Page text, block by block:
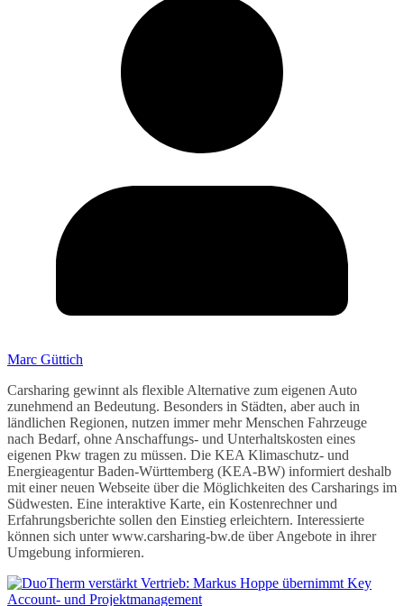
Marc Güttich
Carsharing gewinnt als flexible Alternative zum eigenen Auto
zunehmend an Bedeutung. Besonders in Städten, aber auch in
ländlichen Regionen, nutzen immer mehr Menschen Fahrzeuge
nach Bedarf, ohne Anschaffungs- und Unterhaltskosten eines
eigenen Pkw tragen zu müssen. Die KEA Klimaschutz- und
Energieagentur Baden-Württemberg (KEA-BW) informiert deshalb
mit einer neuen Webseite über die Möglichkeiten des Carsharings im
Südwesten. Eine interaktive Karte, ein Kostenrechner und
Erfahrungsberichte sollen den Einstieg erleichtern. Interessierte
können sich unter www.carsharing-bw.de über Angebote in ihrer
Umgebung informieren.